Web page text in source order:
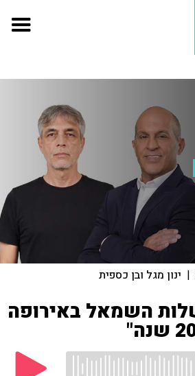
| ינון מגל ובן כספית
השמאל באירופה